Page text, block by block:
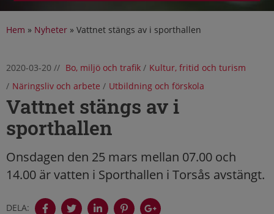
Hem » Nyheter » Vattnet stängs av i sporthallen
2020-03-20 // Bo, miljö och trafik/ Kultur, fritid och turism
/ Näringsliv och arbete / Utbildning och förskola
Vattnet stängs av i
sporthallen
Onsdagen den 25 mars mellan 07.00 och
14.00 är vatten i Sporthallen i Torsås avstängt.
DELA: